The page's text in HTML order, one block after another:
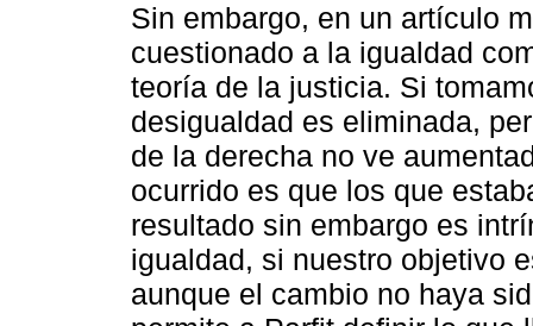
Sin embargo, en un artículo
cuestionado a la igualdad
teoría de la justicia. Si
desigualdad es eliminada,
de la derecha no ve
ocurrido es que los que
resultado sin embargo es
igualdad, si nuestro objetivo
aunque el cambio no haya